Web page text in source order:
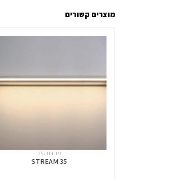
מוצרים קשורים
מנורת קיר
STREAM 35